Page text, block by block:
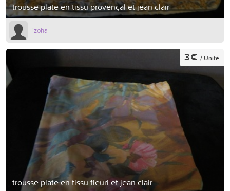
trousse plate en tissu provençal et jean clair
izoha
trousse plate en tissu fleuri et jean clair
3 € / Unité